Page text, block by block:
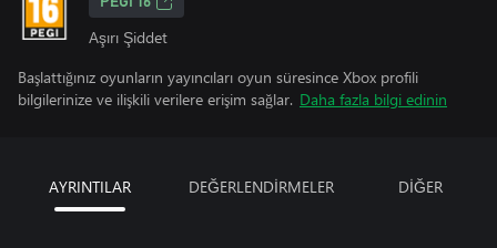
Aşırı Şiddet
Başlattığınız oyunların yayıncıları oyun süresince Xbox profili
bilgilerinize ve ilişkili verilere erişim sağlar. Daha fazla bilgi edinin
AYRINTILAR DEĞERLENDİRMELER DİĞER